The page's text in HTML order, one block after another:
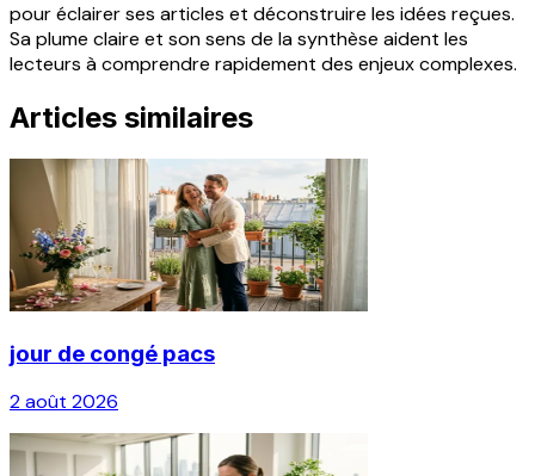
pour éclairer ses articles et déconstruire les idées reçues.
Sa plume claire et son sens de la synthèse aident les
lecteurs à comprendre rapidement des enjeux complexes.
Articles similaires
jour de congé pacs
2 août 2026